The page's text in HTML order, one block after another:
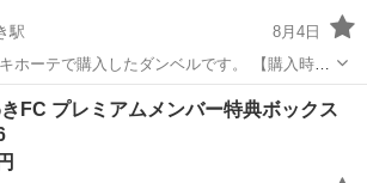
駅
8月4日
ホーテで購入したダンベルです。 【購入時価
商品説明】 ２．５キロプレート ４枚 １．
せ
いわき駅 フィットネス、トレーニング
FC プレミアムメンバー特典ボックス